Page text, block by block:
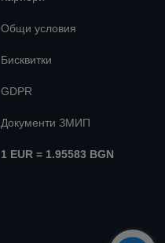
Общи условия
Бисквитки
GDPR
Документи ЗМИП
1 EUR = 1.95583 BGN